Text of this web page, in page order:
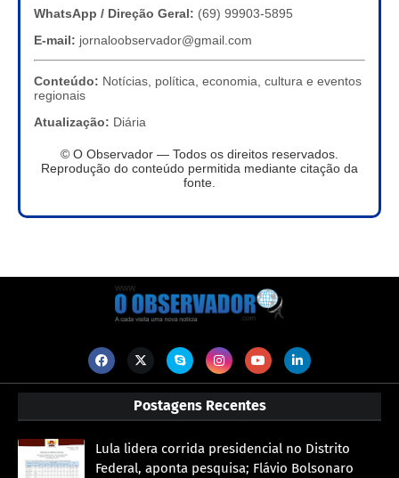
WhatsApp / Direção Geral: (69) 99903-5895
E-mail: jornaloobservador@gmail.com
Conteúdo: Notícias, política, economia, cultura e eventos
regionais
Atualização: Diária
© O Observador — Todos os direitos reservados.
Reprodução do conteúdo permitida mediante citação da
fonte.
Postagens Recentes
Lula lidera corrida presidencial no Distrito
Federal, aponta pesquisa; Flávio Bolsonaro